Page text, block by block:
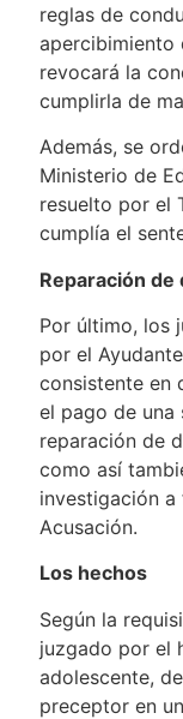
reglas de
apercibimiento
revocará la
cumplirla de
Además, se
Ministerio de
resuelto por el
cumplía el
Reparación de
Por último, los
por el
consistente en
el pago de una
reparación de
como así
investigación
Acusación.
Los hechos
Según la
juzgado por el
adolescente,
preceptor en